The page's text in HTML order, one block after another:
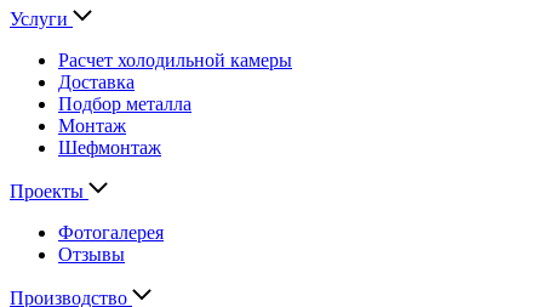
Услуги
Расчет холодильной камеры
Доставка
Подбор металла
Монтаж
Шефмонтаж
Проекты
Фотогалерея
Отзывы
Производство